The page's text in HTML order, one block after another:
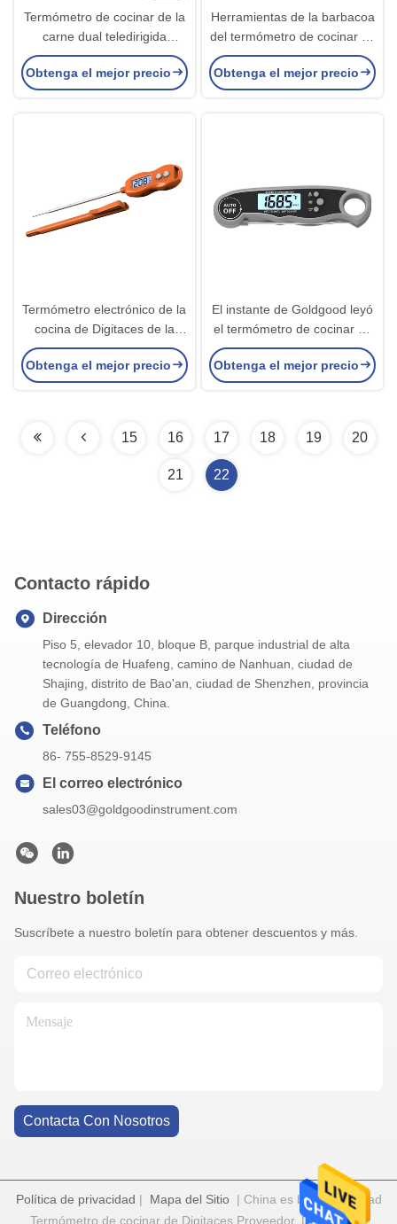
Termómetro de cocinar de la
carne dual teledirigida
inalámbrica de las puntas de
prueba para el artículos de
cocina
Obtenga el mejor precio
Herramientas de la barbacoa
del termómetro de cocinar de
la carne del contraluz con
IPX65 impermeable
Obtenga el mejor precio
Termómetro electrónico de la
cocina de Digitaces de la
barbacoa de la comida del
indicador eléctrico de la
temperatura
Obtenga el mejor precio
El instante de Goldgood leyó
el termómetro de cocinar de
la carne con la punta de
prueba dual para cocinar y la
BARBACOA
Obtenga el mejor precio
15 16 17 18 19 20
21 22
Contacto rápido
Dirección
Piso 5, elevador 10, bloque B, parque industrial de alta
tecnología de Huafeng, camino de Nanhuan, ciudad de
Shajing, distrito de Bao'an, ciudad de Shenzhen, provincia
de Guangdong, China.
Teléfono
86- 755-8529-9145
El correo electrónico
sales03@goldgoodinstrument.com
Nuestro boletín
Suscríbete a nuestro boletín para obtener descuentos y más.
Contacta Con Nosotros
Política de privacidad | Mapa del Sitio| China es buena. Calidad
Termómetro de cocinar de Digitaces Proveedor. Derecho de